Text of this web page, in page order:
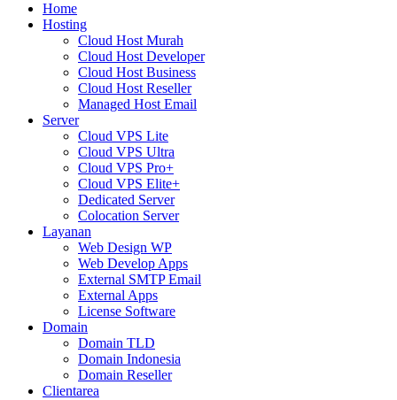
Home
Hosting
Cloud Host Murah
Cloud Host Developer
Cloud Host Business
Cloud Host Reseller
Managed Host Email
Server
Cloud VPS Lite
Cloud VPS Ultra
Cloud VPS Pro+
Cloud VPS Elite+
Dedicated Server
Colocation Server
Layanan
Web Design WP
Web Develop Apps
External SMTP Email
External Apps
License Software
Domain
Domain TLD
Domain Indonesia
Domain Reseller
Clientarea